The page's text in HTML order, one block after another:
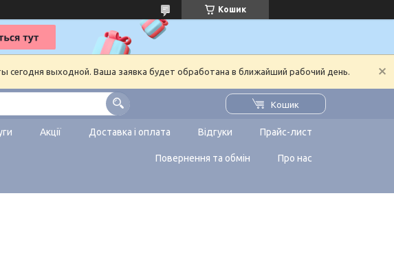
Кошик
сегодня выходной. Ваша заявка будет обработана в ближайший рабочий день.
Кошик
Акції Доставка і оплата Відгуки Прайс-лист
Повернення та обмін Про нас